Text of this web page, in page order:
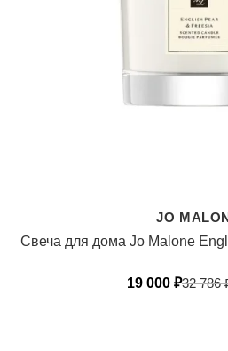
JO
Свеча для дома Jo Malone
19 000 ₽32 786